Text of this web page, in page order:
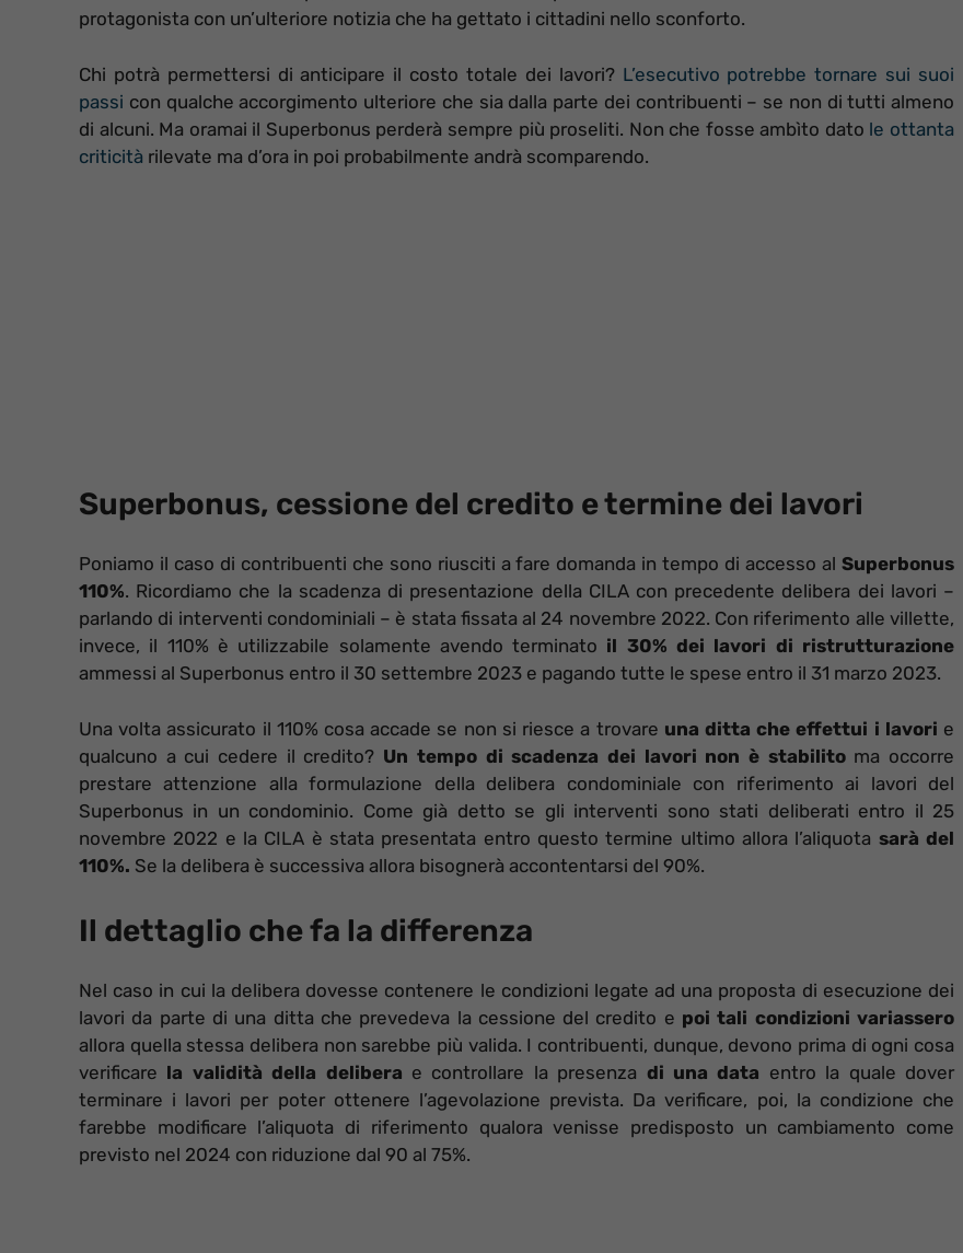
protagonista con un’ulteriore notizia che ha gettato i cittadini nello sconforto.
Chi potrà permettersi di anticipare il costo totale dei lavori? L’esecutivo potrebbe tornare sui suoi
passi con qualche accorgimento ulteriore che sia dalla parte dei contribuenti – se non di tutti almeno
di alcuni. Ma oramai il Superbonus perderà sempre più proseliti. Non che fosse ambìto dato le ottanta
criticità rilevate ma d’ora in poi probabilmente andrà scomparendo.
Superbonus, cessione del credito e termine dei lavori
Poniamo il caso di contribuenti che sono riusciti a fare domanda in tempo di accesso al Superbonus
110%. Ricordiamo che la scadenza di presentazione della CILA con precedente delibera dei lavori –
parlando di interventi condominiali – è stata fissata al 24 novembre 2022. Con riferimento alle villette,
invece, il 110% è utilizzabile solamente avendo terminato il 30% dei lavori di ristrutturazione
ammessi al Superbonus entro il 30 settembre 2023 e pagando tutte le spese entro il 31 marzo 2023.
Una volta assicurato il 110% cosa accade se non si riesce a trovare una ditta che effettui i lavori e
qualcuno a cui cedere il credito? Un tempo di scadenza dei lavori non è stabilitoma occorre
prestare attenzione alla formulazione della delibera condominiale con riferimento ai lavori del
Superbonus in un condominio. Come già detto se gli interventi sono stati deliberati entro il 25
novembre 2022 e la CILA è stata presentata entro questo termine ultimo allora l’aliquota sarà del
110%. Se la delibera è successiva allora bisognerà accontentarsi del 90%.
Il dettaglio che fa la differenza
Nel caso in cui la delibera dovesse contenere le condizioni legate ad una proposta di esecuzione dei
lavori da parte di una ditta che prevedeva la cessione del credito e poi tali condizioni variassero
allora quella stessa delibera non sarebbe più valida. I contribuenti, dunque, devono prima di ogni cosa
verificare la validità della delibera e controllare la presenza di una data entro la quale dover
terminare i lavori per poter ottenere l’agevolazione prevista. Da verificare, poi, la condizione che
farebbe modificare l’aliquota di riferimento qualora venisse predisposto un cambiamento come
previsto nel 2024 con riduzione dal 90 al 75%.